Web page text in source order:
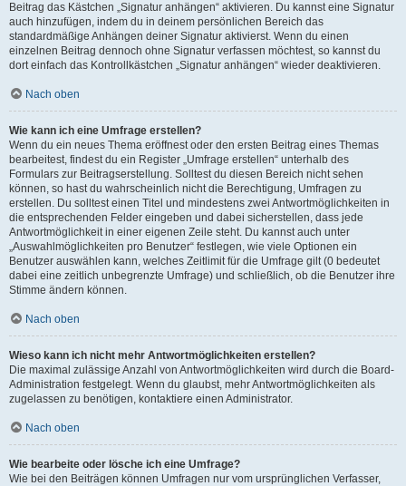
Beitrag das Kästchen „Signatur anhängen“ aktivieren. Du kannst eine Signatur
auch hinzufügen, indem du in deinem persönlichen Bereich das
standardmäßige Anhängen deiner Signatur aktivierst. Wenn du einen
einzelnen Beitrag dennoch ohne Signatur verfassen möchtest, so kannst du
dort einfach das Kontrollkästchen „Signatur anhängen“ wieder deaktivieren.
Nach oben
Wie kann ich eine Umfrage erstellen?
Wenn du ein neues Thema eröffnest oder den ersten Beitrag eines Themas
bearbeitest, findest du ein Register „Umfrage erstellen“ unterhalb des
Formulars zur Beitragserstellung. Solltest du diesen Bereich nicht sehen
können, so hast du wahrscheinlich nicht die Berechtigung, Umfragen zu
erstellen. Du solltest einen Titel und mindestens zwei Antwortmöglichkeiten in
die entsprechenden Felder eingeben und dabei sicherstellen, dass jede
Antwortmöglichkeit in einer eigenen Zeile steht. Du kannst auch unter
„Auswahlmöglichkeiten pro Benutzer“ festlegen, wie viele Optionen ein
Benutzer auswählen kann, welches Zeitlimit für die Umfrage gilt (0 bedeutet
dabei eine zeitlich unbegrenzte Umfrage) und schließlich, ob die Benutzer ihre
Stimme ändern können.
Nach oben
Wieso kann ich nicht mehr Antwortmöglichkeiten erstellen?
Die maximal zulässige Anzahl von Antwortmöglichkeiten wird durch die Board-
Administration festgelegt. Wenn du glaubst, mehr Antwortmöglichkeiten als
zugelassen zu benötigen, kontaktiere einen Administrator.
Nach oben
Wie bearbeite oder lösche ich eine Umfrage?
Wie bei den Beiträgen können Umfragen nur vom ursprünglichen Verfasser,